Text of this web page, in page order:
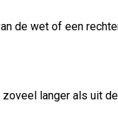
de wet of een
langer als uit